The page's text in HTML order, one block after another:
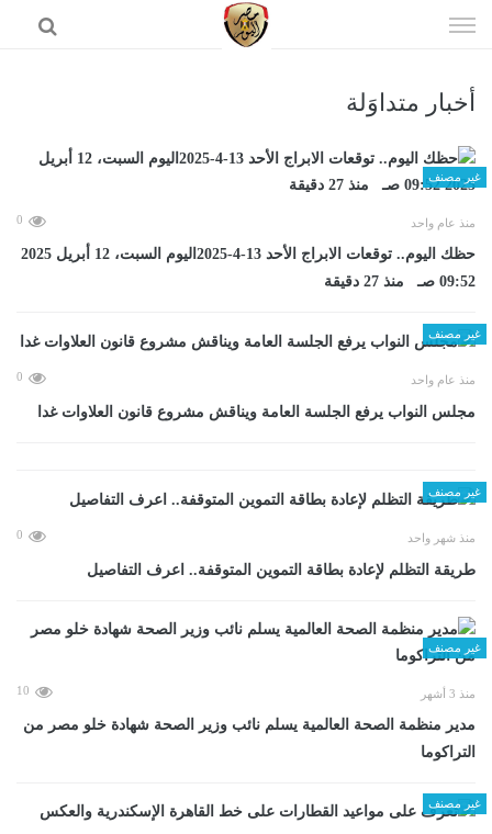
الى
أخبار متداوَلة
غير مصنف
منذ عام واحد 0
حظك اليوم.. توقعات الابراج الأحد 13-4-2025اليوم السبت، 12 أبريل 2025
09:52 صـ منذ 27 دقيقة
غير مصنف
منذ عام واحد 0
مجلس النواب يرفع الجلسة العامة ويناقش مشروع قانون العلاوات غدا
غير مصنف
منذ شهر واحد 0
طريقة التظلم لإعادة بطاقة التموين المتوقفة.. اعرف التفاصيل
غير مصنف
منذ 3 أشهر 10
مدير منظمة الصحة العالمية يسلم نائب وزير الصحة شهادة خلو مصر من
التراكوما
غير مصنف